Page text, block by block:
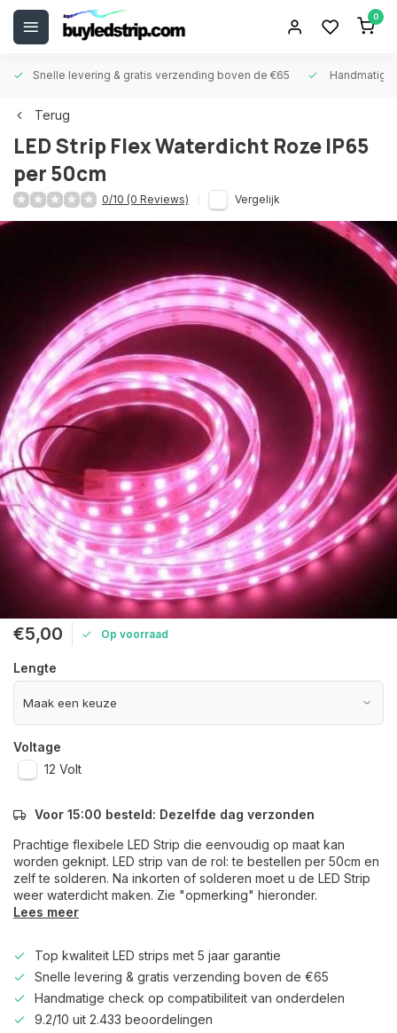
0
Snelle levering & gratis verzending boven de €65
Terug
LED Strip Flex Waterdicht Roze IP65
per 50cm
0/10 (0 Reviews) Vergelijk
€5,00 Op voorraad
Lengte
Voltage
12 Volt
Voor 15:00 besteld: Dezelfde dag verzonden
Prachtige flexibele LED Strip die eenvoudig op maat kan
worden geknipt. LED strip van de rol: te bestellen per 50cm en
zelf te solderen. Na inkorten of solderen moet u de LED Strip
weer waterdicht maken. Zie "opmerking" hieronder.
Lees meer
Top kwaliteit LED strips met 5 jaar garantie
Snelle levering & gratis verzending boven de €65
Handmatige check op compatibiliteit van onderdelen
9.2/10 uit 2.433 beoordelingen